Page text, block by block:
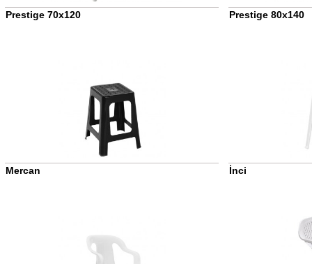
Prestige 70x120 Prestige 80x140
Mercan İnci